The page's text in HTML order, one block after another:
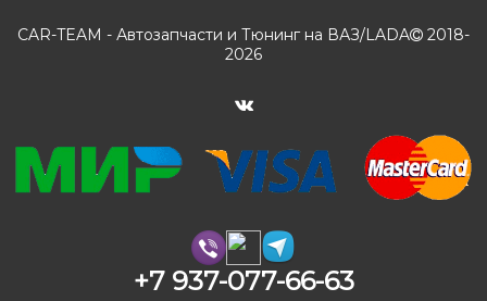
CAR-TEAM - Автозапчасти и Тюнинг на ВАЗ/LADA
2018-
2026
+7 937-077-66-63